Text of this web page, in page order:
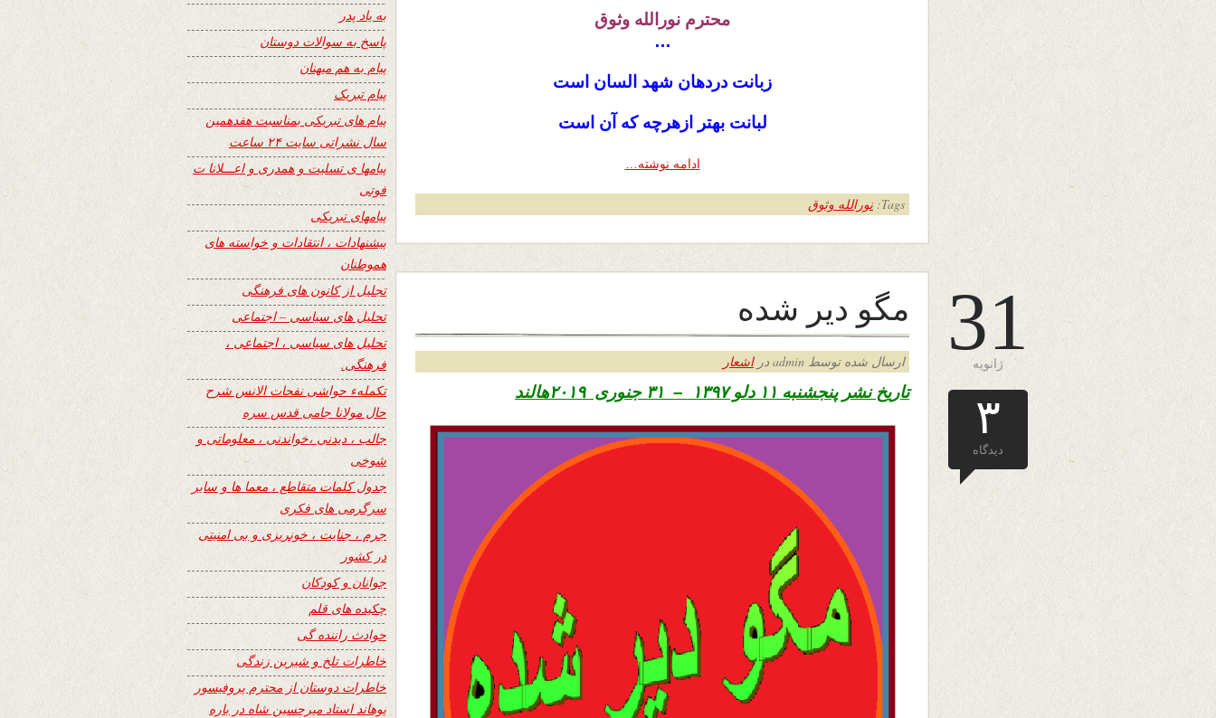
محترم نورالله وثوق
…
زبانت دردهان شهد السان است
لبانت بهتر ازهرچه كه آن است
ادامه نوشته…
Tags: نورالله وثوق
31
ژانویه
۳
دیدگاه
مگو دير شده
ارسال شده توسط admin در اشعار
تاریخ نشر پنجشنبه ۱۱ دلو ۱۳۹۷ – ۳۱ جنوری ۲۰۱۹هالند
به یاد پدر
پاسخ به سوالات دوستان
پیام به هم میهنان
پیام تبریک
پیام های تبریکی بمناسبت هفدهمین
سال نشراتی سایت ۲۴ ساعت
پیامها ی تسلیت و همدری و اعـــلانا ت
فوتی
پیامهای تبریکی
پیشنهادات ، انتقادات و خواسته های
هموطنان
تجلیل از کانون های فرهنگی
تحلیل های سیاسی – اجتماعی
تحلیل های سیاسی ، اجتماعی ،
فرهنگی.
تکملهء حواشی نفحات الانس شرح
حال مولانا جامی قدس سره
جالب ، دیدنی ،خواندنی ، معلوماتی و
شوخی
جدول کلمات متقاطع ، معما ها و سایر
سرگرمی های فکری
جرم ، جنایت ، خونریزی و بی امنیتی
در کشور
جوانان و کودکان
چکیده های قلم
حوادث راننده گی
خاطرات تلخ و شیرین زندگی
خاطرات دوستان از محترم پروفیسور
پوهاند استاد میرحسین شاه در باره